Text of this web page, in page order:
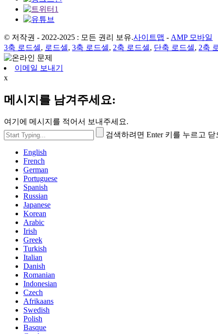
© 저작권 - 2022-2025 : 모든 권리 보유.사이트맵 - AMP 모바일
3축 로드셀, 로드셀, 3축 로드셀, 2축 로드셀, 단축 로드셀, 2축
이메일 보내기
x
메시지를 남겨주세요:
여기에 메시지를 적어서 보내주세요.
검색하려면 Enter 키를 누르고
English
French
German
Portuguese
Spanish
Russian
Japanese
Korean
Arabic
Irish
Greek
Turkish
Italian
Danish
Romanian
Indonesian
Czech
Afrikaans
Swedish
Polish
Basque